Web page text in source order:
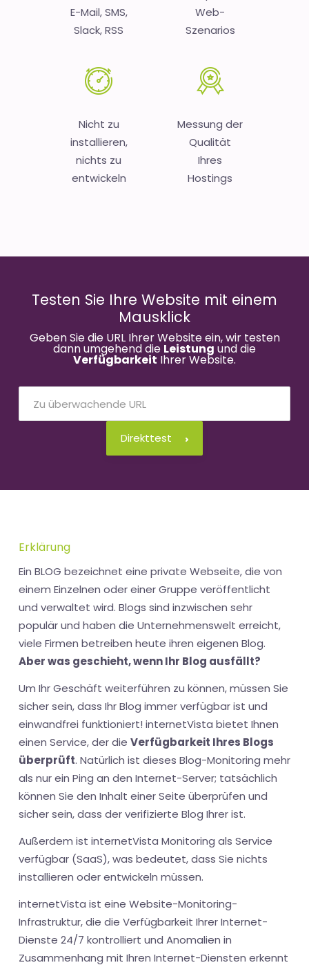
E-Mail, SMS,
Slack, RSS
Web-
Szenarios
Nicht zu
installieren,
nichts zu
entwickeln
Messung der
Qualität
Ihres
Hostings
Testen Sie Ihre Website mit einem
Mausklick
Geben Sie die URL Ihrer Website ein, wir testen
dann umgehend die Leistung und die
Verfügbarkeit Ihrer Website.
Direkttest
Erklärung
Ein BLOG bezeichnet eine private Webseite, die von
einem Einzelnen oder einer Gruppe veröffentlicht
und verwaltet wird. Blogs sind inzwischen sehr
populär und haben die Unternehmenswelt erreicht,
viele Firmen betreiben heute ihren eigenen Blog.
Aber was geschieht, wenn Ihr Blog ausfällt?
Um Ihr Geschäft weiterführen zu können, müssen Sie
sicher sein, dass Ihr Blog immer verfügbar ist und
einwandfrei funktioniert! internetVista bietet Ihnen
einen Service, der die Verfügbarkeit Ihres Blogs
überprüft. Natürlich ist dieses Blog-Monitoring mehr
als nur ein Ping an den Internet-Server; tatsächlich
können Sie den Inhalt einer Seite überprüfen und
sicher sein, dass der verifizierte Blog Ihrer ist.
Außerdem ist internetVista Monitoring als Service
verfügbar (SaaS), was bedeutet, dass Sie nichts
installieren oder entwickeln müssen.
internetVista ist eine Website-Monitoring-
Infrastruktur, die die Verfügbarkeit Ihrer Internet-
Dienste 24/7 kontrolliert und Anomalien in
Zusammenhang mit Ihren Internet-Diensten erkennt